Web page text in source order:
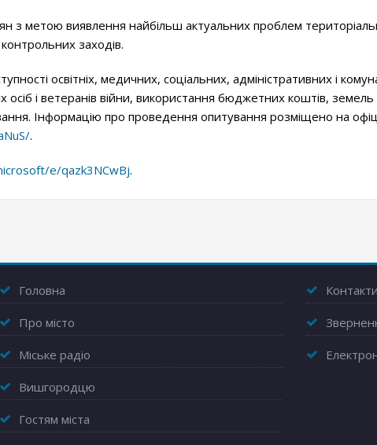
з метою виявлення найбільш актуальних проблем
заходів.
освітніх, медичних, соціальних, адміністративних і
і ветеранів війни, використання бюджетних коштів,
Інформацію про проведення опитування розміщено на
.
e/qazk3NCwBj.
Головна
Про місто
Міське радіо
Вишгородцю
Гостям міста
Контакти